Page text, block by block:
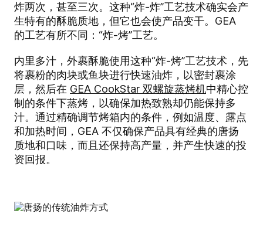
炸两次，甚至三次。这种“炸-炸”工艺技术确实会产
生特有的酥脆质地，但它也会使产品变干。GEA
的工艺有所不同：“炸-烤”工艺。
内里多汁，外裹酥脆使用这种“炸-烤”工艺技术，先
将裹粉的肉块或鱼块进行快速油炸，以密封裹涂
层，然后在 GEA CookStar 双螺旋蒸烤机中精心控
制的条件下蒸烤，以确保加热致熟却仍能保持多
汁。通过精确调节烤箱内的条件，例如温度、露点
和加热时间，GEA 不仅确保产品具有经典的唐扬
质地和口味，而且还保持高产量，并产生快速的投
资回报。